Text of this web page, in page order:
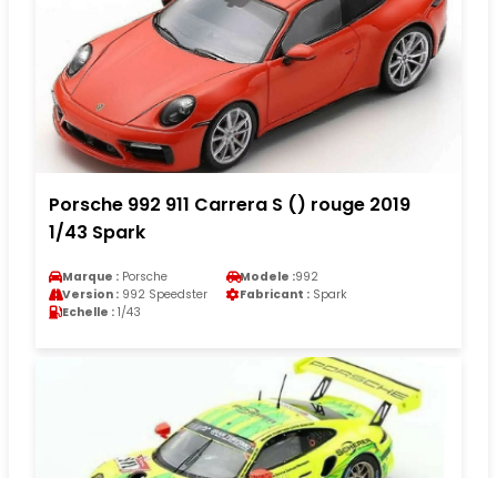
Porsche 992 911 Carrera S () rouge 2019
1/43 Spark
Marque : Porsche Modele :992
Version : 992 Speedster Fabricant : Spark
Echelle : 1/43